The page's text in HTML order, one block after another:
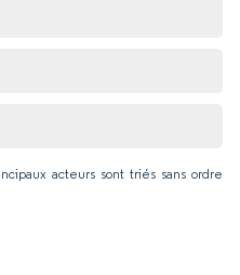
acteurs sont triés sans ordre